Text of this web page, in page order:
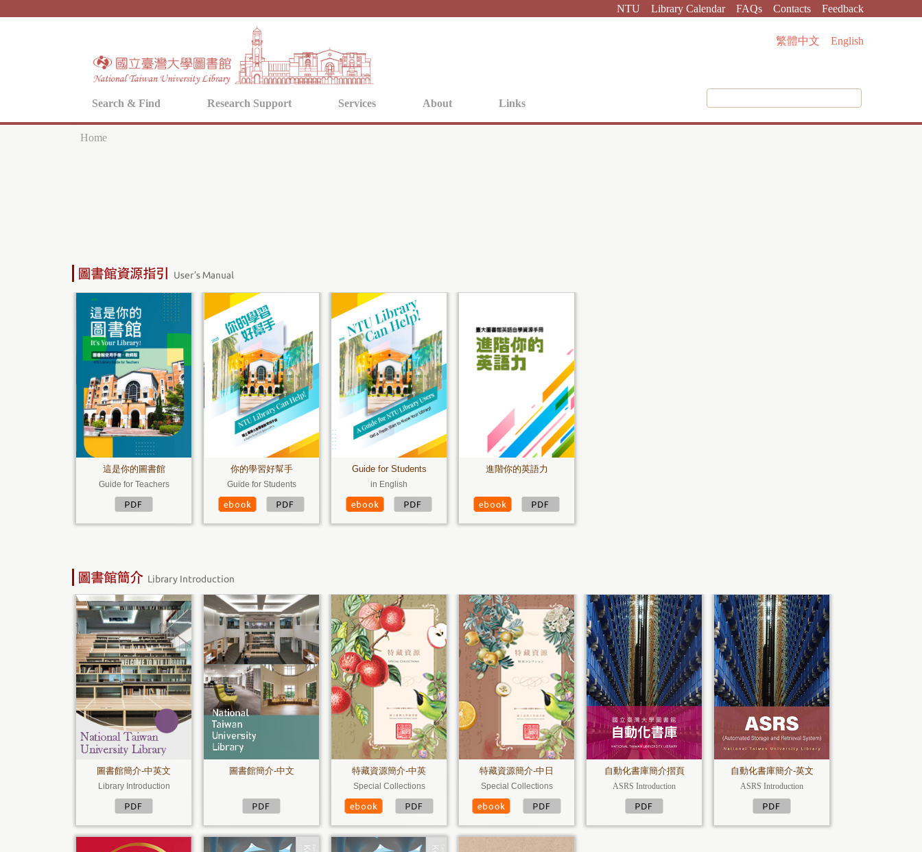
NTU Library Calendar FAQs Contacts Feedback
繁體中文 English
Search & Find Research Support Services About Links
e
h
e
r
e
Home
這是你的圖書館
Guide for Teachers
你的學習好幫手
Guide for Students
Guide for Students
in English
進階你的英語力
圖書館簡介-中英文
Library Introduction
圖書館簡介-中文 特藏資源簡介-中英
Special Collections
特藏資源簡介-中日
Special Collections
自動化書庫簡介摺頁
ASRS Introduction
自動化書庫簡介-英文
ASRS Introduction